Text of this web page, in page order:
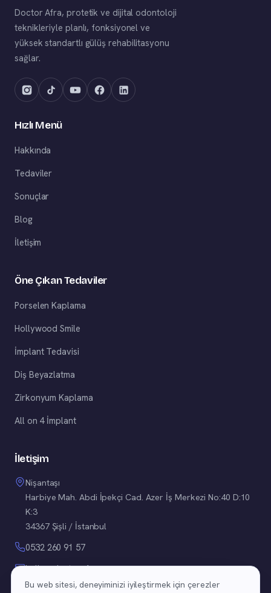
Doctor Afra, protetik ve dijital odontoloji
teknikleriyle planlı, fonksiyonel ve
yüksek standartlı gülüş rehabilitasyonu
sağlar.
Hızlı Menü
Hakkında
Tedaviler
Sonuçlar
Blog
İletişim
Öne Çıkan Tedaviler
Porselen Kaplama
Hollywood Smile
İmplant Tedavisi
Diş Beyazlatma
Zirkonyum Kaplama
All on 4 İmplant
İletişim
Nişantaşı
Harbiye Mah. Abdi İpekçi Cad. Azer İş Merkezi No:40 D:10
K:3
34367 Şişli / İstanbul
0532 260 91 57
hello@doctorafra.com
Bu web sitesi, deneyiminizi iyileştirmek için çerezler